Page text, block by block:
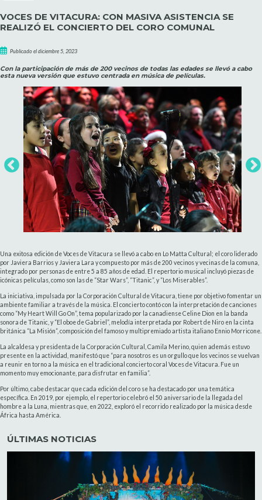
VOCES DE VITACURA: CON MASIVA ASISTENCIA SE
REALIZÓ EL CONCIERTO DEL CORO COMUNAL
Publicado el diciembre 5, 2023
Con la participación de más de 200 vecinos de todas las edades se llevó a cabo
esta nueva versión que estuvo centrada en música de películas.
Una exitosa edición de Voces de Vitacura se llevó a cabo en Lo Matta Cultural; el coro liderado
por Javiera Barrios y Javiera Lara y compuesto por más de 200 vecinos y vecinas de la comuna,
integrado por personas de entre 5 a 85 años de edad. El repertorio musical incluyó piezas de
icónicas películas, como son las de “Star Wars”, “Titanic”, y “Los Miserables”.
La iniciativa, impulsada por la Corporación Cultural de Vitacura, tiene por objetivo fomentar un
ambiente familiar a través de la música. El concierto contó con la interpretación de canciones
como “My Heart Will Go On”, tema popularizado por la canadiense Celine Dion en la banda
sonora de Titanic, y “El oboe de Gabriel”, melodía interpretada por Robert de Niro en la cinta
británica “La Misión”, composición del famoso y multipremiado artista italiano Ennio Morricone.
La alcaldesa y presidenta de la Corporación Cultural, Camila Merino, quien además estuvo
presente en la actividad, manifestó que “para nosotros es un orgullo que los vecinos se vuelvan
a reunir en torno a la música en el tradicional concierto coral Voces de Vitacura. Fue un
momento muy emocionante, para disfrutar en familia”.
Por último, cabe destacar que cada edición del coro se ha destacado por una temática
específica. En 2019, por ejemplo, el repertorio celebró el 50 aniversario de la llegada del
hombre a la Luna, mientras que, en 2022, exploró el recorrido realizado por la música desde
África hasta América.
ÚLTIMAS NOTICIAS